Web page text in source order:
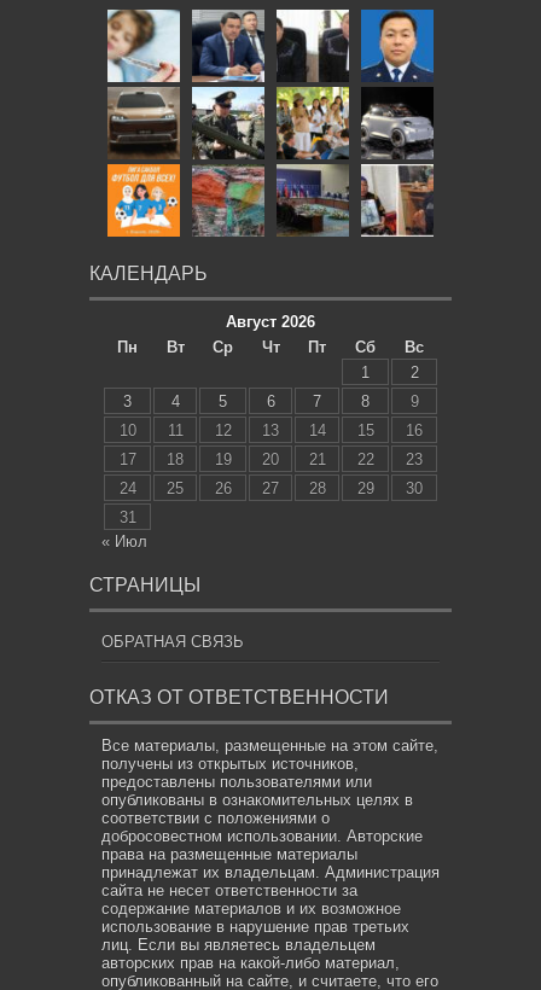
КАЛЕНДАРЬ
Август 2026
Пн
Вт Ср Чт Пт Сб
Вс
1
2
3
4 5 6 7 8
9
10
11 12 13 14 15
16
17
18 19 20 21 22
23
24
25 26 27 28 29
30
31
« Июл
СТРАНИЦЫ
ОБРАТНАЯ СВЯЗЬ
ОТКАЗ ОТ ОТВЕТСТВЕННОСТИ
Все материалы, размещенные на этом сайте,
получены из открытых источников,
предоставлены пользователями или
опубликованы в ознакомительных целях в
соответствии с положениями о
добросовестном использовании. Авторские
права на размещенные материалы
принадлежат их владельцам. Администрация
сайта не несет ответственности за
содержание материалов и их возможное
использование в нарушение прав третьих
лиц. Если вы являетесь владельцем
авторских прав на какой-либо материал,
опубликованный на сайте, и считаете, что его